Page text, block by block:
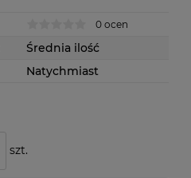
0 ocen
Średnia ilość
Natychmiast
szt.